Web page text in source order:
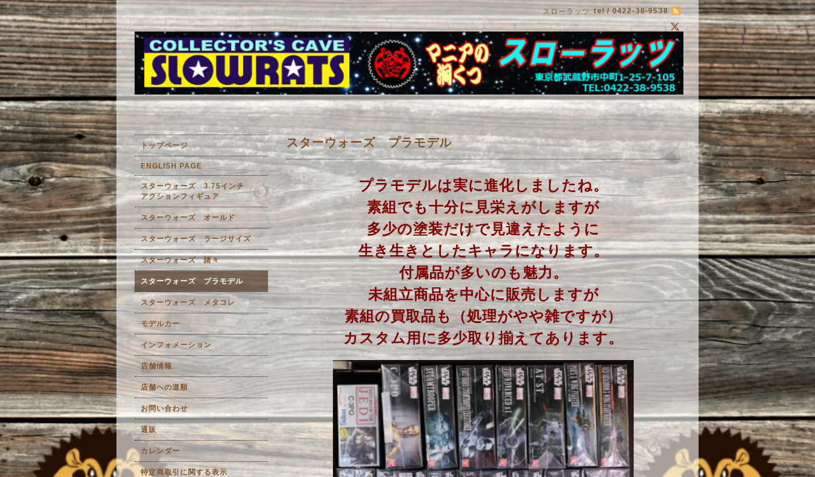
スローラッツ tel / 0422-38-9538
スターウォーズ プラモデル
プラモデルは実に進化しましたね。
素組でも十分に見栄えがしますが
多少の塗装だけで見違えたように
生き生きとしたキャラになります。
付属品が多いのも魅力。
未組立商品を中心に販売しますが
素組の買取品も（処理がやや雑ですが）
カスタム用に多少取り揃えてあります。
トップページ
ENGLISH PAGE
スターウォーズ 3.75インチ
アクションフィギュア
スターウォーズ オールド
スターウォーズ ラージサイズ
スターウォーズ 諸々
スターウォーズ プラモデル
スターウォーズ メタコレ
モデルカー
インフォメーション
店舗情報
店舗への道順
お問い合わせ
通販
カレンダー
特定商取引に関する表示